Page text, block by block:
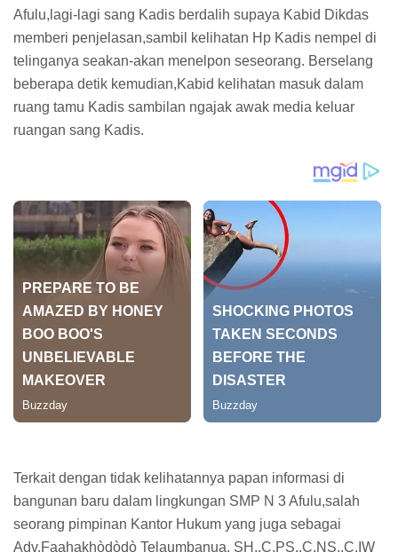
Afulu,lagi-lagi sang Kadis berdalih supaya Kabid Dikdas
memberi penjelasan,sambil kelihatan Hp Kadis nempel di
telinganya seakan-akan menelpon seseorang. Berselang
beberapa detik kemudian,Kabid kelihatan masuk dalam
ruang tamu Kadis sambilan ngajak awak media keluar
ruangan sang Kadis.
Terkait dengan tidak kelihatannya papan informasi di
bangunan baru dalam lingkungan SMP N 3 Afulu,salah
seorang pimpinan Kantor Hukum yang juga sebagai
Adv.Faahakhòdòdò Telaumbanua, SH.,C.PS.,C.NS.,C.IW